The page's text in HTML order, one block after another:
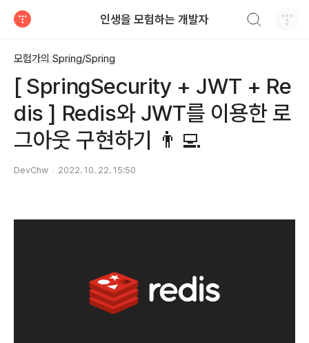
인생을 모험하는 개발자
모험가의 Spring/Spring
[ SpringSecurity + JWT + Re
dis ] Redis와 JWT를 이용한 로
그아웃 구현하기 👨‍💻
DevChw 2022. 10. 22. 15:50